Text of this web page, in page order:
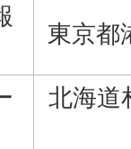
東京都
北海道